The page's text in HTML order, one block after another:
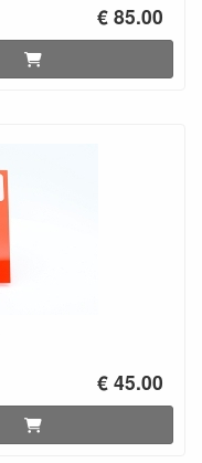
€ 85.00
€ 45.00